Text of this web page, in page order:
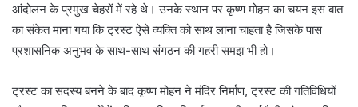
आंदोलन के प्रमुख चेहरों में रहे थे। उनके स्थान पर कृष्ण मोहन का चयन इस बात
का संकेत माना गया कि ट्रस्ट ऐसे व्यक्ति को साथ लाना चाहता है जिसके पास
प्रशासनिक अनुभव के साथ-साथ संगठन की गहरी समझ भी हो।
ट्रस्ट का सदस्य बनने के बाद कृष्ण मोहन ने मंदिर निर्माण, ट्रस्ट की गतिविधियों